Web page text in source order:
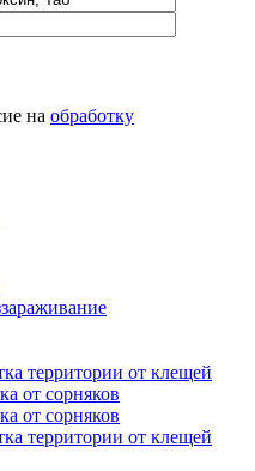
на обработку
территории от клещей
от сорняков
от сорняков
территории от клещей